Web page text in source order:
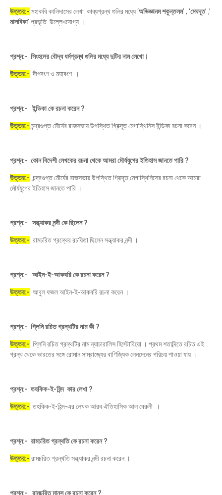
উত্তর:- মহাকবি কালিদাসের লেখা কাব্যগ্রন্থ গুলির মধ্যে ‘অভিজ্ঞানম শকুন্তলম’ , ‘মেঘদূত’ ,’
মালবিকা’ প্রভৃতি উল্লেখযোগ্য ।
প্রশ্ন:- সিংহলের বৌদ্ধ ধর্মগ্রন্থ গুলির মধ্যে দুটির নাম লেখো।
উত্তর:- দীপবংশ ও মহাবংশ ।
প্রশ্ন:- ইন্ডিকা কে রচনা করেন ?
উত্তর:- চন্দ্রগুপ্ত মৌর্যের রাজসভায় উপস্থিত গ্রিক্দূত মেগাস্থিনিস ইন্ডিকা রচনা করেন ।
প্রশ্ন:- কোন বিদেশী লেখকের রচনা থেকে আমরা মৌর্যযুগের ইতিহাস জানতে পারি ?
উত্তর:- চন্দ্রগুপ্ত মৌর্যের রাজসভায় উপস্থিত গ্রিক্দূত মেগাস্থিনিসের রচনা থেকে আমরা
মৌর্যযুগের ইতিহাস জানতে পারি ।
প্রশ্ন:- সন্ধ্যাকর নন্দী কে ছিলেন ?
উত্তর:- রামচরিত গ্রন্থের রচয়িতা ছিলেন সন্ধ্যাকর নন্দী ।
প্রশ্ন:- আইন-ই-আকবরি কে রচনা করেন ?
উত্তর:- আবুল ফজল আইন-ই-আকবরি রচনা করেন ।
প্রশ্ন:- প্লিনি রচিত গ্রন্থটির নাম কী ?
উত্তর:- প্লিনি রচিত গ্রন্থটির নাম ন্যাচারালিস হিস্টোরিয়ো । প্রথম শতাব্দিতে রচিত এই
গ্রন্থ থেকে ভারতের সঙ্গে রোমান সাম্রাজ্যের বাণিজ্যিক লেনদেনের পরিচয় পাওয়া যায় ।
প্রশ্ন:- তহকিক-ই-হিন্দ কার লেখা ?
উত্তর:- তহকিক-ই-হিন্দ-এর লেখক আরব ঐতিহাসিক আল বেরুনী ।
প্রশ্ন:- রামচরিত গ্রন্থতি কে রচনা করেন ?
উত্তর:- রামচরিত গ্রন্থতি সন্ধ্যাকর নন্দী রচনা করেন ।
প্রশ্ন:- রামচরিত মানস কে রচনা করেন ?